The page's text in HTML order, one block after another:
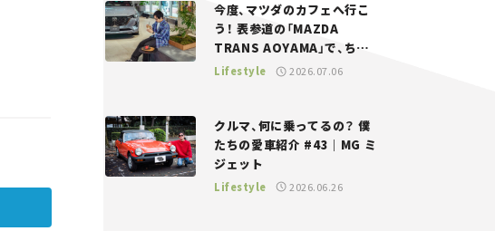
今度、マツダのカフェへ行こ
う！ 表参道の「MAZDA
TRANS AOYAMA」で、ちょ
っとひと息。——連載｜CCG
Lifestyle 2026.07.06
クルマ、何に乗ってるの？ 僕
たちの愛車紹介 #43｜MG ミ
ジェット
Lifestyle 2026.06.26